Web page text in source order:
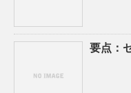
要点：